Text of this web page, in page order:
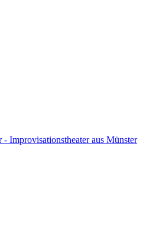
- Improvisationstheater aus Münster